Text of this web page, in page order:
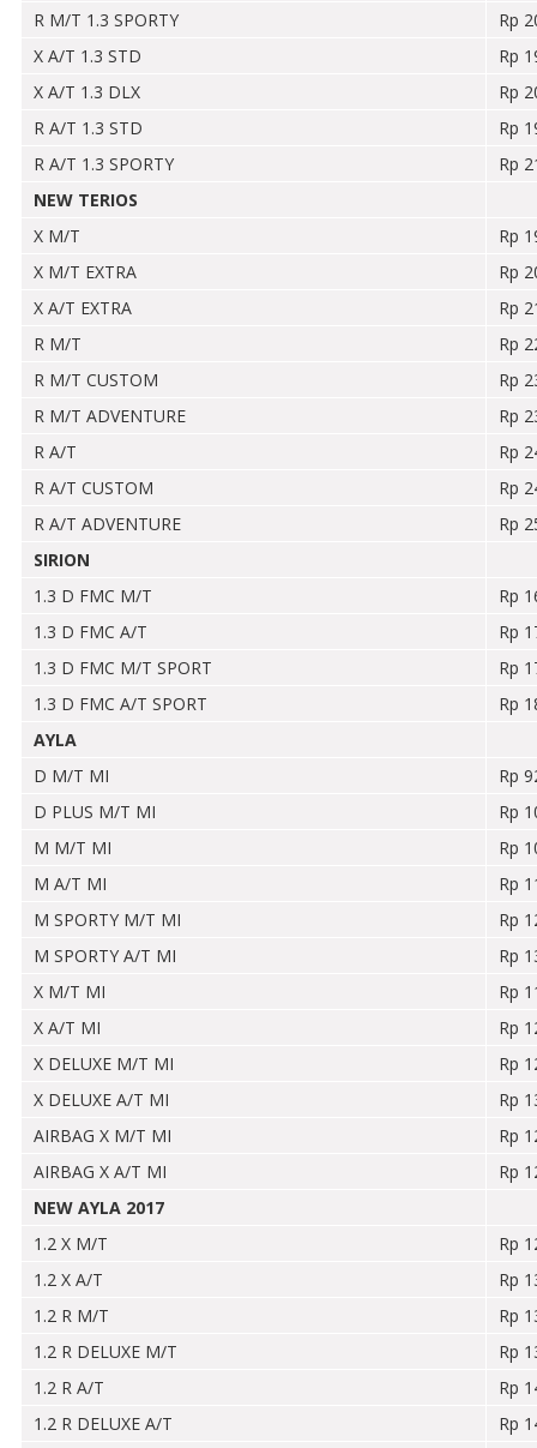
R M/T 1.3 SPORTY
Rp
X A/T 1.3 STD
Rp
X A/T 1.3 DLX
Rp
R A/T 1.3 STD
Rp
R A/T 1.3 SPORTY
Rp
NEW TERIOS
X M/T
Rp
X M/T EXTRA
Rp
X A/T EXTRA
Rp
R M/T
Rp
R M/T CUSTOM
Rp
R M/T ADVENTURE
Rp
R A/T
Rp
R A/T CUSTOM
Rp
R A/T ADVENTURE
Rp
SIRION
1.3 D FMC M/T
Rp
1.3 D FMC A/T
Rp
1.3 D FMC M/T SPORT
Rp
1.3 D FMC A/T SPORT
Rp
AYLA
D M/T MI
Rp
D PLUS M/T MI
Rp
M M/T MI
Rp
M A/T MI
Rp
M SPORTY M/T MI
Rp
M SPORTY A/T MI
Rp
X M/T MI
Rp
X A/T MI
Rp
X DELUXE M/T MI
Rp
X DELUXE A/T MI
Rp
AIRBAG X M/T MI
Rp
AIRBAG X A/T MI
Rp
NEW AYLA 2017
1.2 X M/T
Rp
1.2 X A/T
Rp
1.2 R M/T
Rp
1.2 R DELUXE M/T
Rp
1.2 R A/T
Rp
1.2 R DELUXE A/T
Rp